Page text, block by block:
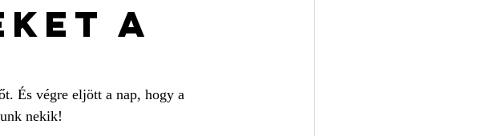
a
És végre eljött a nap, hogy a
nekik!